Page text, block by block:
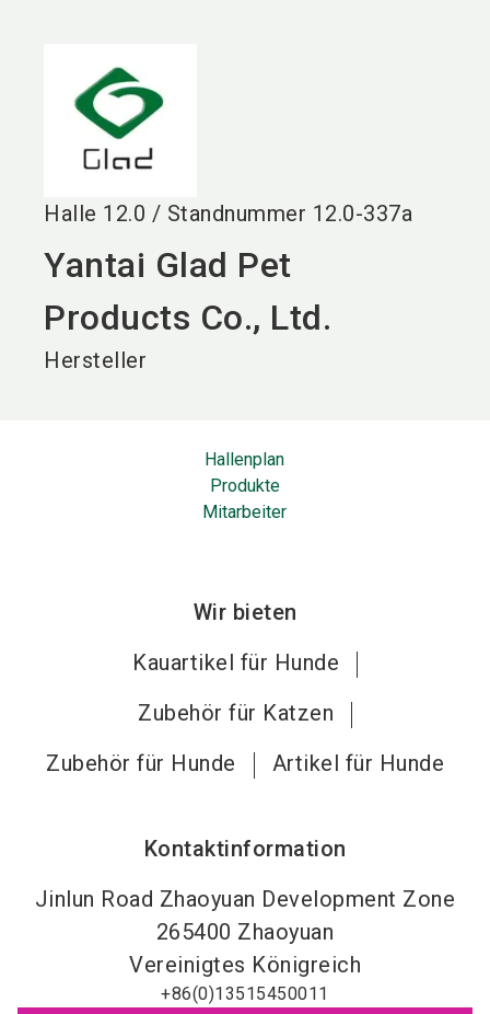
Halle 12.0 / Standnummer 12.0-337a
Yantai Glad Pet
Products Co., Ltd.
Hersteller
Hallenplan
Produkte
Mitarbeiter
Wir bieten
Kauartikel für Hunde
Zubehör für Katzen
Zubehör für Hunde
Artikel für Hunde
Kontaktinformation
Jinlun Road Zhaoyuan Development Zone
265400 Zhaoyuan
Vereinigtes Königreich
+86(0)13515450011